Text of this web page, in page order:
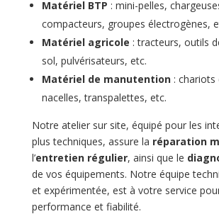
Matériel BTP : mini-pelles,
compacteurs, groupes électrogènes,
Matériel agricole : tracteurs, outils
sol, pulvérisateurs, etc.
Matériel de manutention: chariots
nacelles, transpalettes, etc.
Notre atelier sur site, équipé pour les
plus techniques, assure la réparation
l’entretien régulier, ainsi que le
de vos équipements. Notre équipe
et expérimentée, est à votre service
performance et fiabilité.